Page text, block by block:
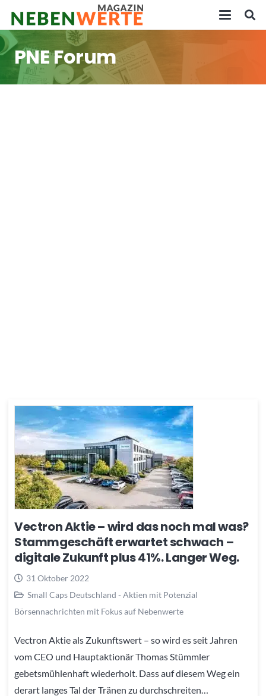
PNE Forum
Vectron Aktie – wird das noch mal was?
Stammgeschäft erwartet schwach –
digitale Zukunft plus 41%. Langer Weg.
31 Oktober 2022
Small Caps Deutschland - Aktien mit Potenzial
Börsennachrichten mit Fokus auf Nebenwerte
Vectron Aktie als Zukunftswert – so wird es seit Jahren
vom CEO und Hauptaktionär Thomas Stümmler
gebetsmühlenhaft wiederholt. Dass auf diesem Weg ein
derart langes Tal der Tränen zu durchschreiten…